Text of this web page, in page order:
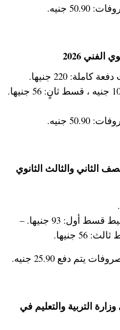
جنيه.
2026
220 جنيها.
أو بالتقسيط قسط أول: 108 جنيه ، قسط ثانٍ: 56 جنيها.
جنيه.
المدارس 2026 الصف الثاني والثالث الثانوي
– أو في حالة الدفع بالتقسيط قسط أول: 93 جنيها. –
دفع 25.90 جنيه.
التربية والتعليم في